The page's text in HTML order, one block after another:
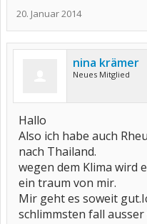
20. Januar 2014
nina krämer
Neues Mitglied
Hallo
Also ich habe auch
nach Thailand.
wegen dem Klima wird
ein traum von mir.
Mir geht es soweit
schlimmsten fall